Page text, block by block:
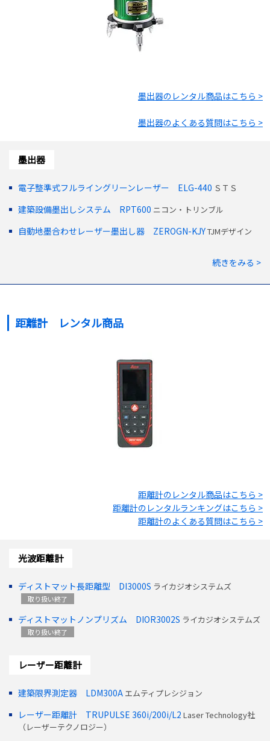
墨出器のレンタル商品はこちら >
墨出器のよくある質問はこちら >
墨出器
電子整準式フルライングリーンレーザー ELG-440 ＳＴＳ
建築設備墨出しシステム RPT600 ニコン・トリンブル
自動地墨合わせレーザー墨出し器 ZEROGN-KJYTJMデザイン
続きをみる >
距離計 レンタル商品
距離計のレンタル商品はこちら >
距離計のレンタルランキングはこちら >
距離計のよくある質問はこちら >
光波距離計
ディストマット長距離型 DI3000S ライカジオシステムズ
取り扱い終了
ディストマットノンプリズム DIOR3002S ライカジオシステムズ
取り扱い終了
レーザー距離計
建築限界測定器 LDM300A エムティプレシジョン
レーザー距離計 TRUPULSE 360i/200i/L2 Laser Technology社
（レーザーテクノロジー）